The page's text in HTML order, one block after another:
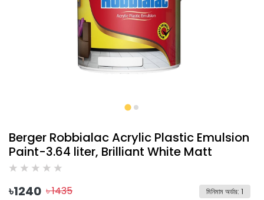
Berger Robbialac Acrylic Plastic Emulsion
Paint-3.64 liter, Brilliant White Matt
৳1240 ৳1435 মিনিমাম অর্ডার: 1